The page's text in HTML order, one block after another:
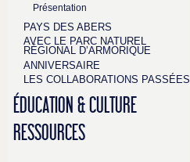
Présentation
PAYS DES ABERS
AVEC LE PARC NATUREL
RÉGIONAL D’ARMORIQUE
ANNIVERSAIRE
LES COLLABORATIONS PASSÉES
ÉDUCATION & CULTURE
RESSOURCES